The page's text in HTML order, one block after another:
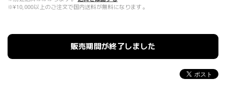
※¥10,000以上のご注文で国内送料が無料になります。
販売期間が終了しました